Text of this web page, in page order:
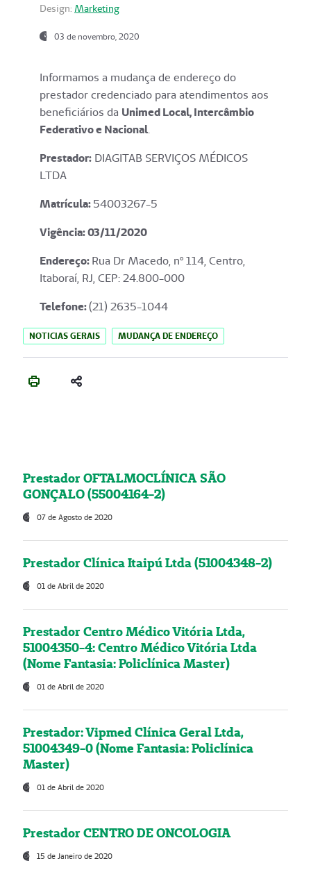
Design: Marketing
03 de novembro, 2020
Informamos a mudança de endereço do
prestador credenciado para atendimentos aos
beneficiários da Unimed Local, Intercâmbio
Federativo e Nacional.
Prestador: DIAGITAB SERVIÇOS MÉDICOS
LTDA
Matrícula:54003267-5
Vigência: 03/11/2020
Endereço:Rua Dr Macedo, nº 114, Centro,
Itaboraí, RJ, CEP: 24.800-000
Telefone:(21) 2635-1044
NOTICIAS GERAIS MUDANÇA DE ENDEREÇO
Prestador OFTALMOCLÍNICA SÃO
GONÇALO (55004164-2)
07 de Agosto de 2020
Prestador Clínica Itaipú Ltda (51004348-2)
01 de Abril de 2020
Prestador Centro Médico Vitória Ltda,
51004350-4: Centro Médico Vitória Ltda
(Nome Fantasia: Policlínica Master)
01 de Abril de 2020
Prestador: Vipmed Clínica Geral Ltda,
51004349-0 (Nome Fantasia: Policlínica
Master)
01 de Abril de 2020
Prestador CENTRO DE ONCOLOGIA
15 de Janeiro de 2020